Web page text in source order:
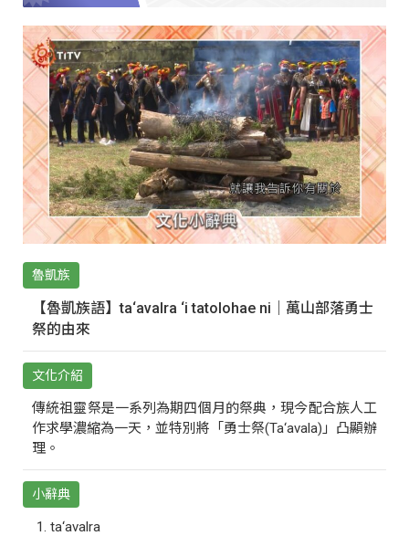
魯凱族
【魯凱族語】ta‘avalra ‘i tatolohae ni｜萬山部落勇士
祭的由來
文化介紹
傳統祖靈祭是一系列為期四個月的祭典，現今配合族人工
作求學濃縮為一天，並特別將「勇士祭(Ta‘avala)」凸顯辦
理。
小辭典
ta‘avalra